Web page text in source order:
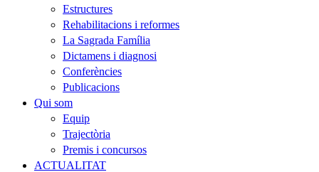
Estructures
Rehabilitacions i reformes
La Sagrada Família
Dictamens i diagnosi
Conferències
Publicacions
Qui som
Equip
Trajectòria
Premis i concursos
ACTUALITAT